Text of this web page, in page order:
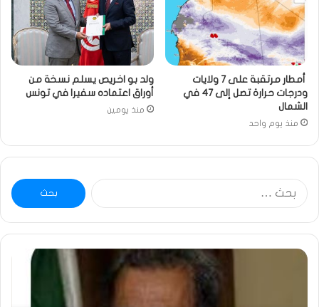
أمطار مرتقبة على 7 ولايات
ودرجات حرارة تصل إلى 47 في
الشمال
منذ يوم واحد
ولد بو اخريص يسلم نسخة من
أوراق اعتماده سفيرا في تونس
منذ يومين
البحث
عن:
ومضة